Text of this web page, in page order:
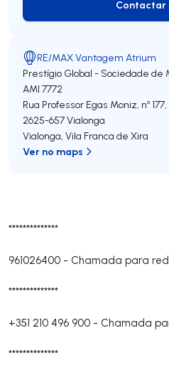
**************
961026400 - Chamada para
**************
+351 210 496 900 - Chamada
**************
Contactar
RE/MAX Vantagem Atrium
Prestígio Global - Sociedade de
AMI 7772
Rua Professor Egas Moniz, nº
2625-657Vialonga
Vialonga, Vila Franca de Xira
Ver no maps